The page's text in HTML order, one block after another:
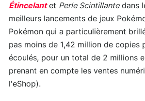
Étincelantet Perle Scintillantedans
meilleurs lancements de jeux
Pokémon qui a particulièrement
pas moins de 1,42 million de copies
écoulés, pour un total de 2 millions
prenant en compte les ventes
l'eShop).